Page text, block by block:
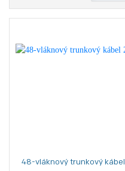
48-vláknový trunkový kábel